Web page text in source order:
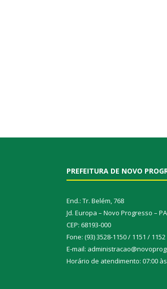
PREFEITURA DE NOVO
End.: Tr. Belém, 768
Jd. Europa – Novo Progresso – PA
CEP: 68193-000
Fone: (93) 3528-1150 / 1151 / 1152
E-mail:
Horário de atendimento: 07:00